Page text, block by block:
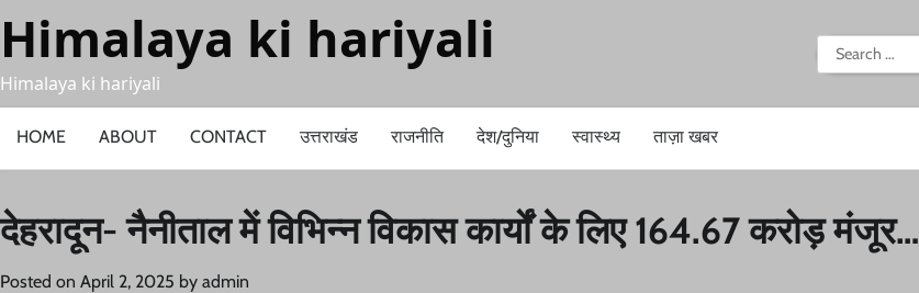
to
content
Himalaya ki hariyali
Himalaya ki hariyali
Search
for:
HOME ABOUT CONTACT उत्तराखंड राजनीति देश/दुनिया स्वास्थ्य ताज़ा खबर
देहरादून- नैनीताल में विभिन्न विकास कार्यों के लिए 164.67 करोड़ मंजूर…
Posted on April 2, 2025 by admin